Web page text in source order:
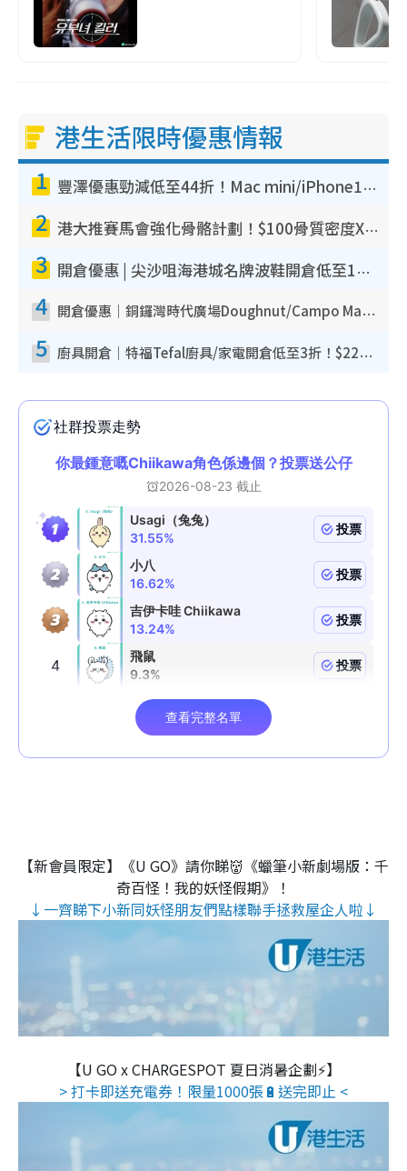
港生活限時優惠情報
1 豐澤優惠勁減低至44折！Mac mini/iPhone17Pro大減價！廚房家電$220起
2 港大推賽馬會強化骨骼計劃！$100骨質密度X光檢查 完成免費運動訓練送超市禮券！附參加資格
3 開倉優惠 | 尖沙咀海港城名牌波鞋開倉低至1折！On鞋$899起／Joy&Peace鞋履$98起
4 開倉優惠｜銅鑼灣時代廣場Doughnut/Campo Marzio開倉低至1折！背囊、書包、手袋劈價$200起
5 廚具開倉｜特福Tefal廚具/家電開倉低至3折！$220起買平底鍋/炒鑊/湯煲！電飯煲/吸塵機/燙斗$418起
【新會員限定】《U GO》請你睇👹《蠟筆小新劇場版：千
奇百怪！我的妖怪假期》！
↓一齊睇下小新同妖怪朋友們點樣聯手拯救屋企人啦↓
【U GO x CHARGESPOT 夏日消暑企劃⚡】
> 打卡即送充電券！限量1000張🔋送完即止 <